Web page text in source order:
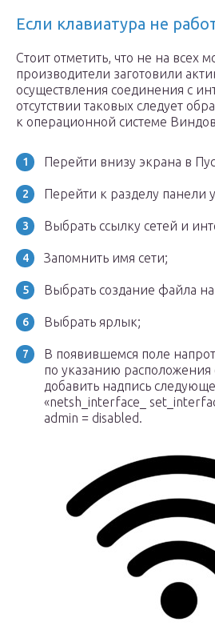
Если клавиатура не
Стоит отметить, что не на всех
производители заготовили
осуществления соединения с
отсутствии таковых следует
к операционной системе
Перейти внизу экрана в
Перейти к разделу панели
Выбрать ссылку сетей и
Запомнить имя сети;
Выбрать создание файла
Выбрать ярлык;
В появившемся поле
по указанию расположения
добавить надпись
«netsh_interface_
admin = disabled.